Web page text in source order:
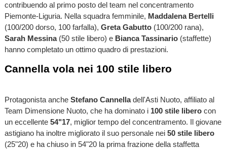
contribuendo al primo posto del team nel concentramento
Piemonte-Liguria. Nella squadra femminile, Maddalena Bertelli
(100/200 dorso, 100 farfalla), Greta Gabutto(100/200 rana),
Sarah Messina(50 stile libero) e Bianca Tassinario(staffette)
hanno completato un ottimo quadro di prestazioni.
Cannella vola nei 100 stile libero
Protagonista anche Stefano Cannelladell'Asti Nuoto, affiliato al
Team Dimensione Nuoto, che ha dominato i 100 stile liberocon
un eccellente 54"17, miglior tempo del concentramento. Il giovane
astigiano ha inoltre migliorato il suo personale nei 50 stile libero
(25"20) e ha chiuso in 54"20 la prima frazione della staffetta